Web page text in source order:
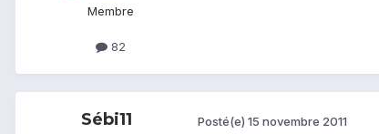
Membre
82
Sébi11 Posté(e) 15 novembre 2011